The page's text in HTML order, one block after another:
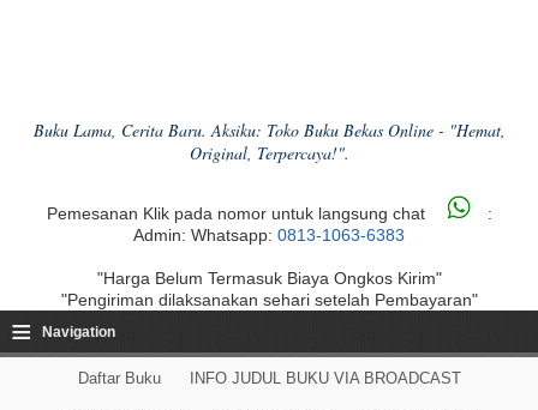
Buku Lama, Cerita Baru. Aksiku: Toko Buku Bekas Online - "Hemat,
Original, Terpercaya!".
Pemesanan Klik pada nomor untuk langsung chat
:
Admin: Whatsapp: 0813-1063-6383
"Harga Belum Termasuk Biaya Ongkos Kirim"
"Pengiriman dilaksanakan sehari setelah Pembayaran"
≡ Navigation
Daftar Buku INFO JUDUL BUKU VIA BROADCAST